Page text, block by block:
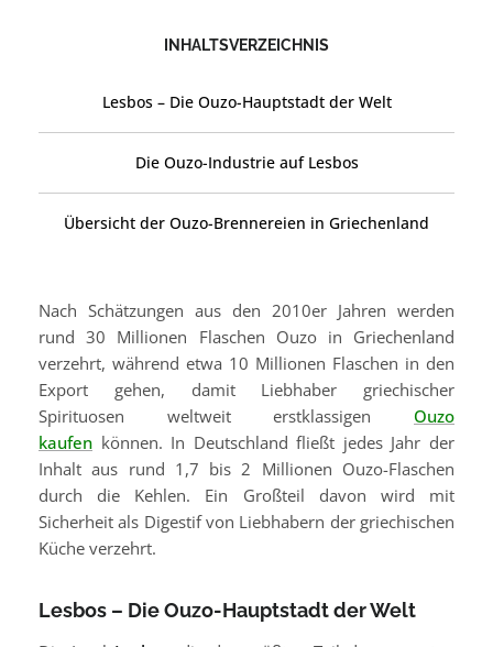
INHALTSVERZEICHNIS
Lesbos – Die Ouzo-Hauptstadt der Welt
Die Ouzo-Industrie auf Lesbos
Übersicht der Ouzo-Brennereien in Griechenland
Nach Schätzungen aus den 2010er Jahren werden
rund 30 Millionen Flaschen Ouzo in Griechenland
verzehrt, während etwa 10 Millionen Flaschen in den
Export gehen, damit Liebhaber griechischer
Spirituosen weltweit erstklassigen Ouzo
kaufen können. In Deutschland fließt jedes Jahr der
Inhalt aus rund 1,7 bis 2 Millionen Ouzo-Flaschen
durch die Kehlen. Ein Großteil davon wird mit
Sicherheit als Digestif von Liebhabern der griechischen
Küche verzehrt.
Lesbos – Die Ouzo-Hauptstadt der Welt